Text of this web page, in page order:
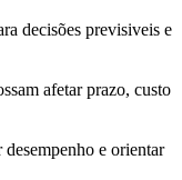
decisões previsiveis e
afetar prazo, custo
e orientar